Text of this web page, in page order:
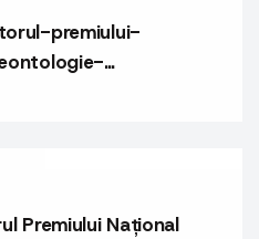
premiului-
2023 (2).jpg
Premiului Național